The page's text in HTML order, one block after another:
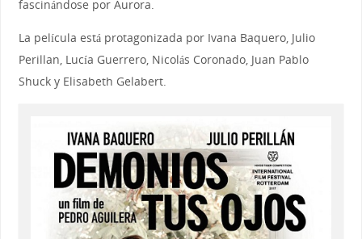
fascinándose por Aurora.
La película está protagonizada por Ivana Baquero, Julio
Perillan, Lucía Guerrero, Nicolás Coronado, Juan Pablo
Shuck y Elisabeth Gelabert.